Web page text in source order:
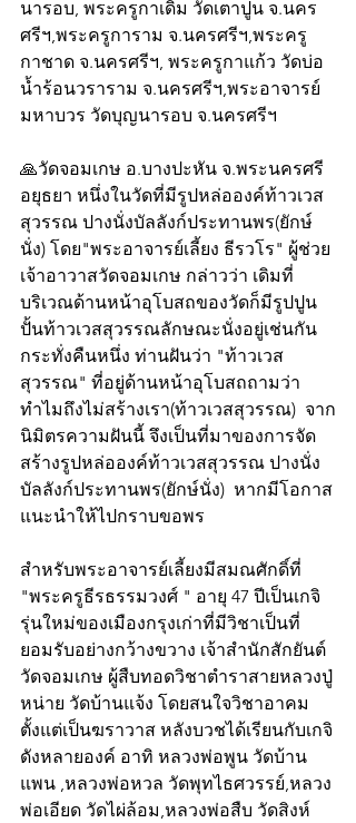
นารอบ, พระครูกาเดิม วัดเตาปูน จ.นคร
ศรีฯ,พระครูการาม จ.นครศรีฯ,พระครู
กาชาด จ.นครศรีฯ, พระครูกาแก้ว วัดบ่อ
น้ำร้อนวราราม จ.นครศรีฯ,พระอาจารย์
มหาบวร วัดบุญนารอบ จ.นครศรีฯ
🙏วัดจอมเกษ อ.บางปะหัน จ.พระนครศรี
อยุธยา หนึ่งในวัดที่มีรูปหล่อองค์ท้าวเวส
สุวรรณ ปางนั่งบัลลังก์ประทานพร(ยักษ์
นั่ง) โดย"พระอาจารย์เลี้ยง ธีรวโร" ผู้ช่วย
เจ้าอาวาสวัดจอมเกษ กล่าวว่า เดิมที่
บริเวณด้านหน้าอุโบสถของวัดก็มีรูปปูน
ปั้นท้าวเวสสุวรรณลักษณะนั่งอยู่เช่นกัน
กระทั่งคืนหนึ่ง ท่านฝันว่า "ท้าวเวส
สุวรรณ" ที่อยู่ด้านหน้าอุโบสถถามว่า
ทำไมถึงไม่สร้างเรา(ท้าวเวสสุวรรณ)  จาก
นิมิตรความฝันนี้ จึงเป็นที่มาของการจัด
สร้างรูปหล่อองค์ท้าวเวสสุวรรณ ปางนั่ง
บัลลังก์ประทานพร(ยักษ์นั่ง)  หากมีโอกาส
แนะนำให้ไปกราบขอพร
สำหรับพระอาจารย์เลี้ยงมีสมณศักดิ์ที่
"พระครูธีรธรรมวงศ์ " อายุ 47 ปีเป็นเกจิ
รุ่นใหม่ของเมืองกรุงเก่าที่มีวิชาเป็นที่
ยอมรับอย่างกว้างขวาง เจ้าสำนักสักยันต์
วัดจอมเกษ ผู้สืบทอดวิชาตำราสายหลวงปู่
หน่าย วัดบ้านแจ้ง โดยสนใจวิชาอาคม
ตั้งแต่เป็นฆราวาส หลังบวชได้เรียนกับเกจิ
ดังหลายองค์ อาทิ หลวงพ่อพูน วัดบ้าน
แพน ,หลวงพ่อหวล วัดพุทไธศวรรย์,หลวง
พ่อเอียด วัดไผ่ล้อม,หลวงพ่อสืบ วัดสิงห์